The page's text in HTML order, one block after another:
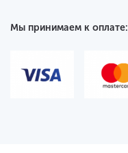
Мы принимаем к оплате: